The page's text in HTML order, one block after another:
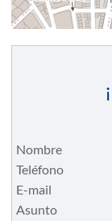
Nombre
Teléfono
E-mail
Asunto